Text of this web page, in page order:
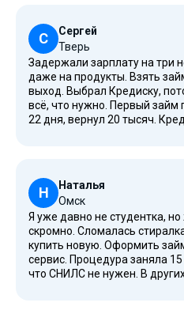
С
Сергей
Тверь
Задержали зарплату на три
даже на продукты. Взять
выход. Выбрал Кредиску,
всё, что нужно. Первый займ
22 дня, вернул 20 тысяч.
Н
Наталья
Омск
Я уже давно не студентка,
скромно. Сломалась
купить новую. Оформить
сервис. Процедура заняла
что СНИЛС не нужен. В